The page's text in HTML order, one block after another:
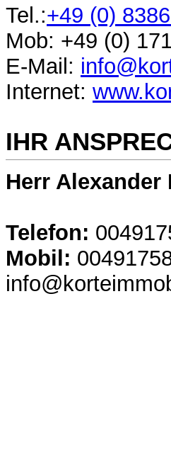
Tel.:+49 (0)
Mob: +49 (0) 171
E-Mail:
Internet:
IHR
Herr Alexander
Telefon:
Mobil: